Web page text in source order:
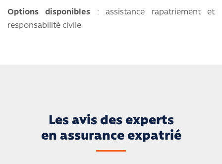
Options disponibles : assistance rapatriement et
responsabilité civile
Les avis des experts
en assurance expatrié